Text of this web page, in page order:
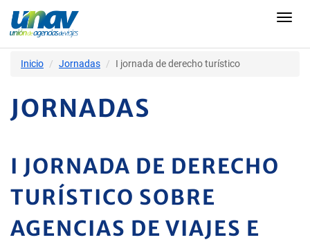
Inicio Jornadas I jornada de derecho turístico
JORNADAS
I JORNADA DE DERECHO
TURÍSTICO SOBRE
AGENCIAS DE VIAJES E